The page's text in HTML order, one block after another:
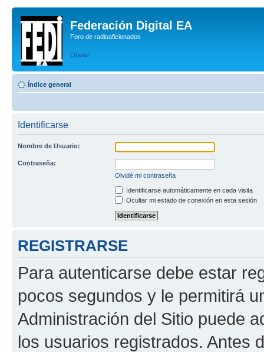
Federación Digital EA
Foro de radioaficionados
Obviar
Índice general
Identificarse
Nombre de Usuario:
Contraseña:
Olvidé mi contraseña
Identificarse automáticamente en cada visita
Ocultar mi estado de conexión en esta sesión
REGISTRARSE
Para autenticarse debe estar
pocos segundos y le permitirá
Administración del Sitio puede
los usuarios registrados. Antes